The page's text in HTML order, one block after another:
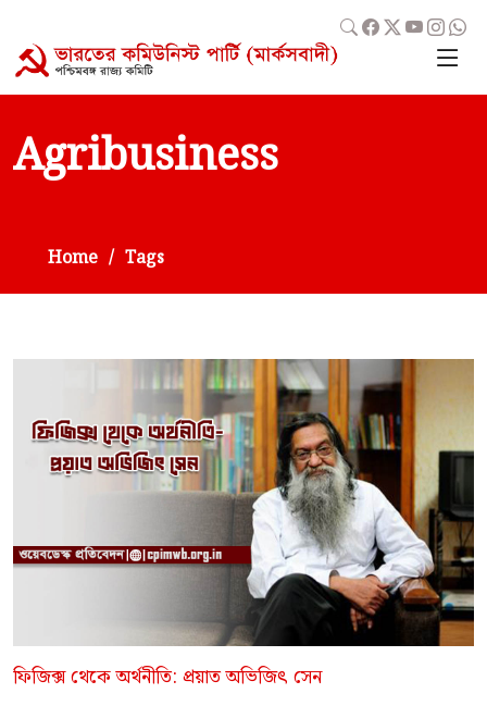
Agribusiness
Home Tags
ফিজিক্স থেকে অর্থনীতি: প্রয়াত অভিজিৎ সেন